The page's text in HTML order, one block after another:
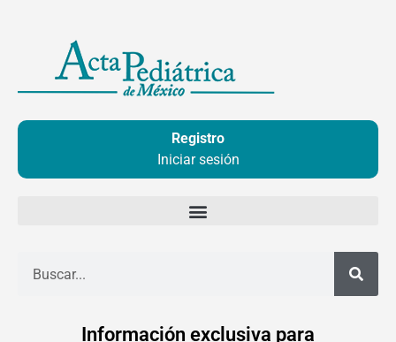
contenido
Registro
Iniciar sesión
Información exclusiva para